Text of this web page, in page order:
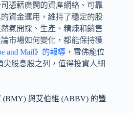
憑藉廣闊的資產網絡、可靠
資金運用，維持了穩定的股
氣開採、生產、精煉和銷售
市場如何變化，都能保持獲
and Mail》的報導 ，雪佛龍位
尖股息股之列，值得投資人細
(BMY) 與艾伯維 (ABBV) 的豐